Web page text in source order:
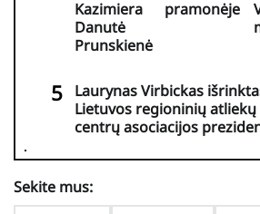
Kazimiera
Danutė
Prunskienė
pramonėje
Laurynas Virbickas
Lietuvos regioninių
centrų asociacijos
Sekite mus: